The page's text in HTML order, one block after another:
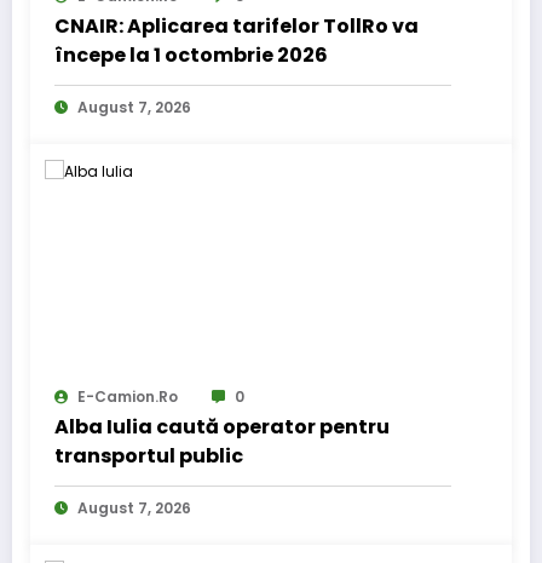
CNAIR: Aplicarea tarifelor TollRo va
începe la 1 octombrie 2026
August 7, 2026
E-Camion.ro 0
Alba Iulia caută operator pentru
transportul public
August 7, 2026